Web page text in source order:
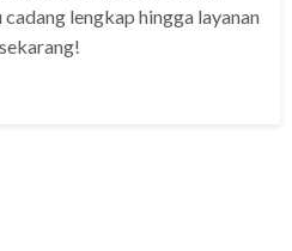
lengkap hingga layanan